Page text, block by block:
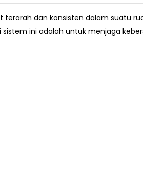
dan konsisten dalam suatu
ini adalah untuk menjaga